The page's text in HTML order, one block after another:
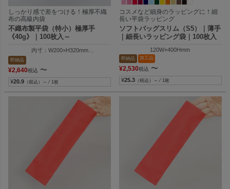
しっかり感で差をつける！極厚不織
布の高級内袋
不織布製平袋（特小）極厚手
《40g》｜100枚入～
内寸：W200×H320mm
即納品
¥2,640税込 〜
¥20.9 （税込）～ ⁄ 1枚
コスメなど細身のラッピングに！細
長い平袋ラッピング
ソフトバッグスリム（S5）｜薄手
｜細長いラッピング袋｜100枚入
120W×400Hmm
即納品 加工品
¥2,530税込 〜
¥25.3 （税込）～ ⁄ 1枚